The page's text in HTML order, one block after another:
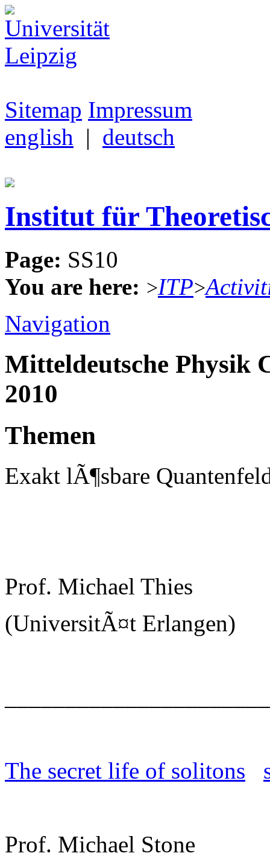
Sitemap Impressum
english | deutsch
Institut für
Page: SS10
You are here: >ITP>
Navigation
Mitteldeutsche Physik
2010
Themen
Exakt lÃ¶sbare
Prof. Michael Thies
(UniversitÃ¤t Erlangen)
The secret life of solitons
Prof. Michael Stone